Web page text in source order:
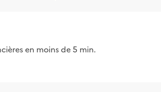
en moins de 5 min.